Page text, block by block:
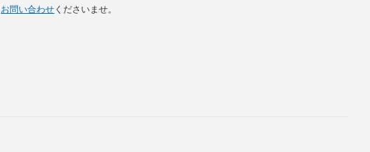
お問い合わせ くださいませ。